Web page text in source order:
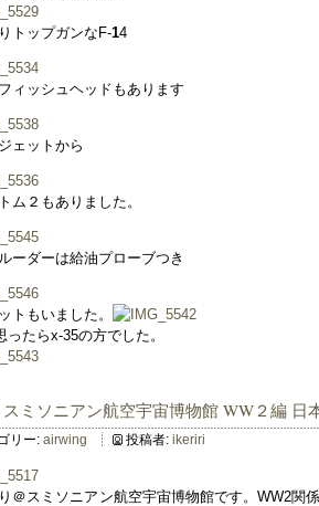
トップガンなF-14
ィッシュヘッドもあります
ェットから
ム２もありました。
ーダーは給油プローブつき
トもいました。
ったらx-35の方でした。
スミソニアン航空宇宙博物館 WW２編 日
リー: airwing 投稿者: ikeriri
＠スミソニアン航空宇宙博物館です。WW2関